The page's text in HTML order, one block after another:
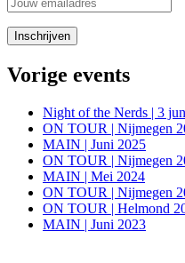
Vorige events
Night of the Nerds | 3
ON TOUR | Nijmegen
MAIN | Juni 2025
ON TOUR | Nijmegen
MAIN | Mei 2024
ON TOUR | Nijmegen
ON TOUR | Helmond
MAIN | Juni 2023